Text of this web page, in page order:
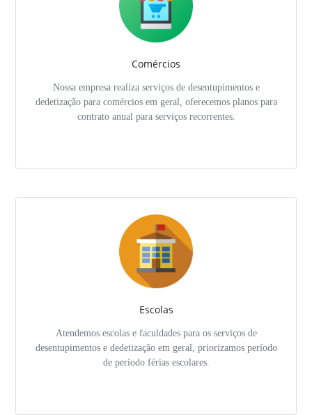
Comércios
Nossa empresa realiza serviços de desentupimentos e
dedetização para comércios em geral, oferecemos planos para
contrato anual para serviços recorrentes.
Escolas
Atendemos escolas e faculdades para os serviços de
desentupimentos e dedetização em geral, priorizamos período
de período férias escolares.